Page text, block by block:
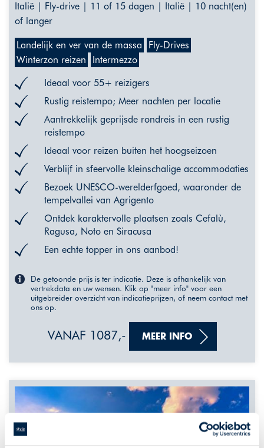
Italië | Fly-drive | 11 of 15 dagen | Italië | 10 nacht(en)
of langer
Landelijk en ver van de massa
Fly-Drives
Winterzon reizen
Intermezzo
Ideaal voor 55+ reizigers
Rustig reistempo; Meer nachten per locatie
Aantrekkelijk geprijsde rondreis in een rustig
reistempo
Ideaal voor reizen buiten het hoogseizoen
Verblijf in sfeervolle kleinschalige accommodaties
Bezoek UNESCO-werelderfgoed, waaronder de
tempelvallei van Agrigento
Ontdek karaktervolle plaatsen zoals Cefalù,
Ragusa, Noto en Siracusa
Een echte topper in ons aanbod!
De getoonde prijs is ter indicatie. Deze is afhankelijk van
vertrekdata en uw wensen. Klik op "meer info" voor een
uitgebreider overzicht van indicatieprijzen, of neem contact met
ons op.
VANAF 1087,- MEER INFO